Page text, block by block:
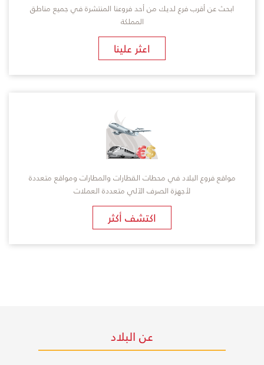
ابحث عن أقرب فرع لديك من أحد فروعنا المنتشرة في جميع مناطق
المملكة
​اعثر علينا
مواقع فروع البلاد في محطات القطارات والمطارات ومواقع متعددة
لأجهزة الصرف الآلي متعددة العملات
اكتشف أكثر
عن البلاد